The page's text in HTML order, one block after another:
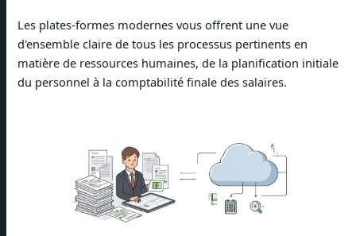
Les plates-formes modernes vous offrent une vue
d'ensemble claire de tous les processus pertinents en
matière de ressources humaines, de la planification initiale
du personnel à la comptabilité finale des salaires.